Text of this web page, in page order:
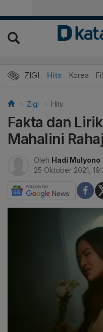
ZIGI Hits Korea
Zigi Hits
Fakta dan
Mahalini
Oleh Hadi Mulyono
25 Oktober 2021,